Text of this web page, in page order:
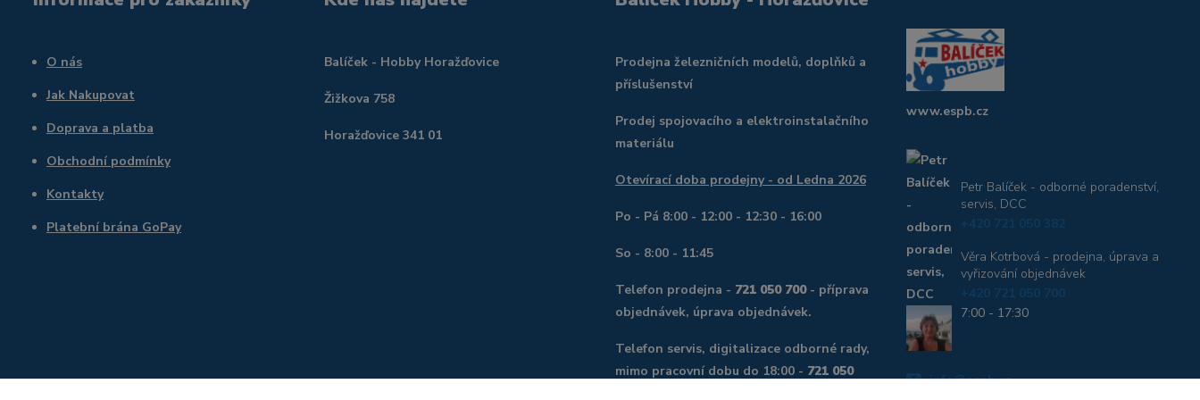
O nás
Jak Nakupovat
Doprava a platba
Obchodní podmínky
Kontakty
Platební brána GoPay
Balíček - Hobby Horažďovice
Žižkova 758
Horažďovice 341 01
Prodejna železničních modelů, doplňků a
příslušenství
Prodej spojovacího a elektroinstalačního
materiálu
Otevírací doba prodejny - od Ledna 2026
Po - Pá 8:00 - 12:00 - 12:30 - 16:00
So - 8:00 - 11:45
Telefon prodejna - 721 050 700- příprava
objednávek, úprava objednávek.
Telefon servis, digitalizace odborné rady,
mimo pracovní dobu do 18:00 - 721 050
www.espb.cz
Petr Balíček - odborné poradenství,
servis, DCC
+420 721 050 382
Věra Kotrbová - prodejna, úprava a
vyřizování objednávek
+420 721 050 700
7:00 - 17:30
info@espb.cz,